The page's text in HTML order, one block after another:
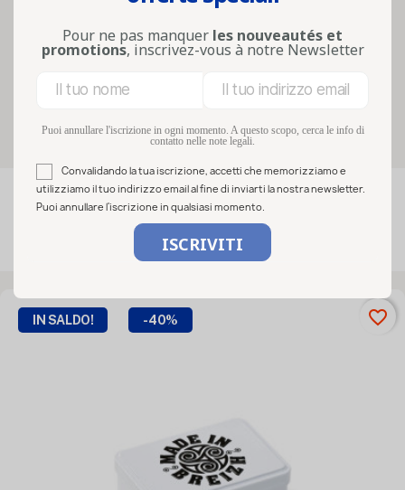
proteggere e valorizzare biscotti, dolci,
tè, caffè, prodotti sfusi o confezioni
regalo, sono adatte sia ai priv...
Lire la suite
Filters
Rilevanza
Visualizzati 1-18 su 18 articoli
IN SALDO! -40% favorite_border
Pour ne pas manquer les nouveautés et
promotions, inscrivez-vous à notre Newsletter
Puoi annullare l'iscrizione in ogni momento. A questo scopo, cerca le info di
contatto nelle note legali.
Convalidando la tua iscrizione, accetti che memorizziamo e
utilizziamo il tuo indirizzo email al fine di inviarti la nostra newsletter.
Puoi annullare l'iscrizione in qualsiasi momento.